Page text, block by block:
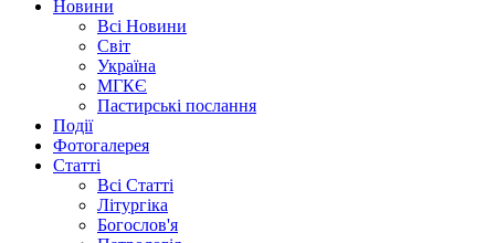
Новини
Всі Новини
Світ
Україна
МГКЄ
Пастирські послання
Події
Фотогалерея
Статті
Всі Статті
Літургіка
Богослов'я